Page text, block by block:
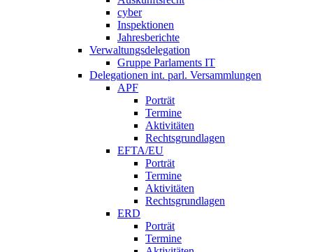
cyber
Inspektionen
Jahresberichte
Verwaltungsdelegation
Gruppe Parlaments IT
Delegationen int. parl. Versammlungen
APF
Porträt
Termine
Aktivitäten
Rechtsgrundlagen
EFTA/EU
Porträt
Termine
Aktivitäten
Rechtsgrundlagen
ERD
Porträt
Termine